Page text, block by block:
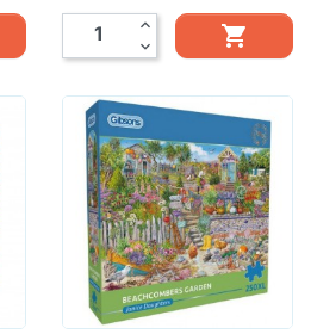
expand_less
expand_more
